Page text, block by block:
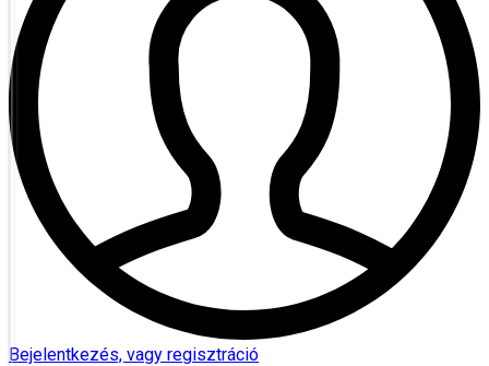
Bejelentkezés, vagy regisztráció